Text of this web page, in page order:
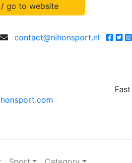
/ go to website
contact@nihonsport.nl